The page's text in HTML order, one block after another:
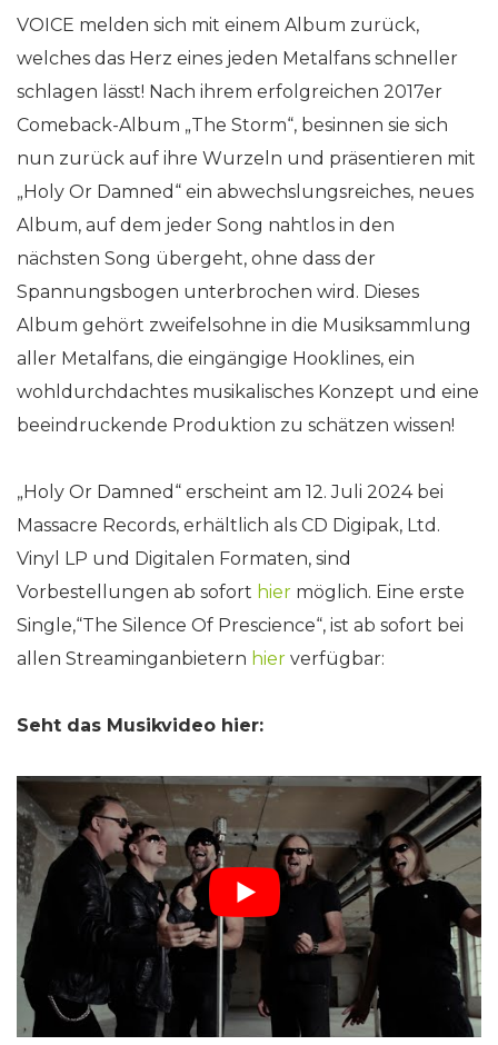
VOICE melden sich mit einem Album zurück,
welches das Herz eines jeden Metalfans schneller
schlagen lässt! Nach ihrem erfolgreichen 2017er
Comeback-Album „The Storm“, besinnen sie sich
nun zurück auf ihre Wurzeln und präsentieren mit
„Holy Or Damned“ ein abwechslungsreiches, neues
Album, auf dem jeder Song nahtlos in den
nächsten Song übergeht, ohne dass der
Spannungsbogen unterbrochen wird. Dieses
Album gehört zweifelsohne in die Musiksammlung
aller Metalfans, die eingängige Hooklines, ein
wohldurchdachtes musikalisches Konzept und eine
beeindruckende Produktion zu schätzen wissen!
„Holy Or Damned“ erscheint am 12. Juli 2024 bei
Massacre Records, erhältlich als CD Digipak, Ltd.
Vinyl LP und Digitalen Formaten, sind
Vorbestellungen ab sofort hier möglich. Eine erste
Single,“The Silence Of Prescience“, ist ab sofort bei
allen Streaminganbietern hier verfügbar:
Seht das Musikvideo hier: